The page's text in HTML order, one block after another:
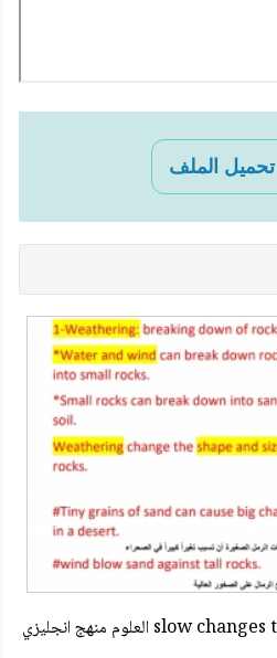
تحميل الملف
ملخص slow changes to earth landscape العلوم منهج انجليزي